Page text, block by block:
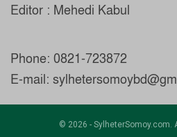
Editor : Mehedi Kabul
Phone: 0821-723872
E-mail:
© 2026 - SylheterSomoy.com.